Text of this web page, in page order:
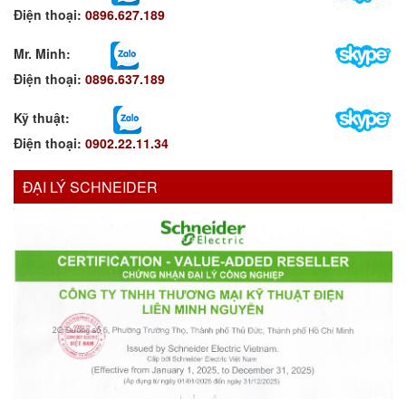
Điện thoại: 0896.627.189
Mr. Minh:
Điện thoại: 0896.637.189
Kỹ thuật:
Điện thoại: 0902.22.11.34
ĐẠI LÝ SCHNEIDER